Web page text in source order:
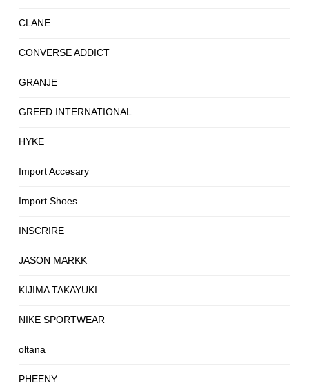
CLANE
CONVERSE ADDICT
GRANJE
GREED INTERNATIONAL
HYKE
Import Accesary
Import Shoes
INSCRIRE
JASON MARKK
KIJIMA TAKAYUKI
NIKE SPORTWEAR
oltana
PHEENY